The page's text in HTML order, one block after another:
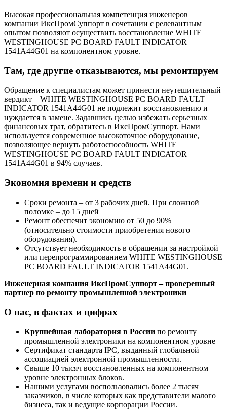
Высокая профессиональная компетенция инженеров
компании ИксПромСуппорт в сочетании с релевантным
опытом позволяют осуществить восстановление WHITE
WESTINGHOUSE PC BOARD FAULT INDICATOR
1541A44G01 на компонентном уровне.
Там, где другие отказываются, мы ремонтируем
Обращение к специалистам может принести неутешительный
вердикт – WHITE WESTINGHOUSE PC BOARD FAULT
INDICATOR 1541A44G01 не подлежит восстановлению и
нуждается в замене. Задавшись целью избежать серьезных
финансовых трат, обратитесь в ИксПромСуппорт. Нами
используется современное высокоточное оборудование,
позволяющее вернуть работоспособность WHITE
WESTINGHOUSE PC BOARD FAULT INDICATOR
1541A44G01 в 94% случаев.
Экономия времени и средств
Сроки ремонта – от 3 рабочих дней. При сложной
поломке – до 15 дней
Ремонт обеспечит экономию от 50 до 90%
(относительно стоимости приобретения нового
оборудования).
Отсутствует необходимость в обращении за настройкой
или перепрограммированием WHITE WESTINGHOUSE
PC BOARD FAULT INDICATOR 1541A44G01.
Инженерная компания ИксПромСуппорт – проверенный
партнер по ремонту промышленной электроники
О нас, в фактах и цифрах
Крупнейшая лаборатория в России по ремонту
промышленной электроники на компонентном уровне
Сертификат стандарта IPC, выданный глобальной
ассоциацией электронной промышленности.
Свыше 10 тысяч восстановленных на компонентном
уровне электронных блоков.
Нашими услугами воспользовались более 2 тысяч
заказчиков, в числе которых как представители малого
бизнеса, так и ведущие корпорации России.